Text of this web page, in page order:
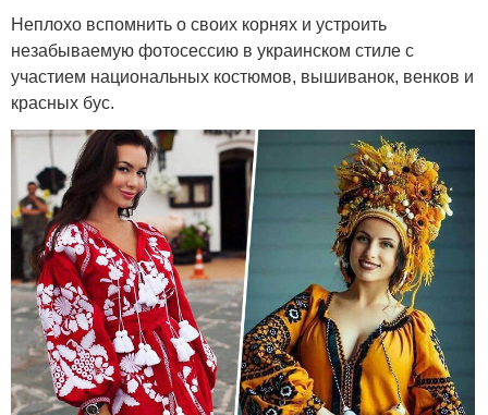
Неплохо вспомнить о своих корнях и устроить
незабываемую фотосессию в украинском стиле с
участием национальных костюмов, вышиванок, венков и
красных бус.